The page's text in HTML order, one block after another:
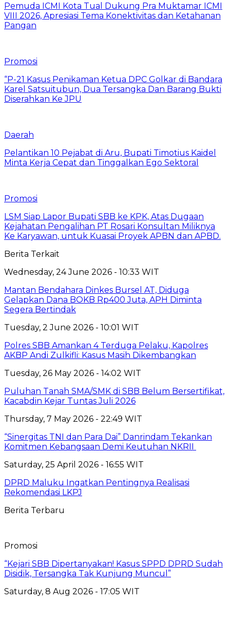
Pemuda ICMI Kota Tual Dukung Pra Muktamar ICMI
VIII 2026, Apresiasi Tema Konektivitas dan Ketahanan
Pangan
Promosi
“P-21 Kasus Penikaman Ketua DPC Golkar di Bandara
Karel Satsuitubun, Dua Tersangka Dan Barang Bukti
Diserahkan Ke JPU
Daerah
Pelantikan 10 Pejabat di Aru, Bupati Timotius Kaidel
Minta Kerja Cepat dan Tinggalkan Ego Sektoral
Promosi
LSM Siap Lapor Bupati SBB ke KPK, Atas Dugaan
Kejahatan Pengalihan PT Rosari Konsultan Miliknya
Ke Karyawan, untuk Kuasai Proyek APBN dan APBD.
Berita Terkait
Wednesday, 24 June 2026 - 10:33 WIT
Mantan Bendahara Dinkes Bursel AT, Diduga
Gelapkan Dana BOKB Rp400 Juta, APH Diminta
Segera Bertindak
Tuesday, 2 June 2026 - 10:01 WIT
Polres SBB Amankan 4 Terduga Pelaku, Kapolres
AKBP Andi Zulkifli: Kasus Masih Dikembangkan
Tuesday, 26 May 2026 - 14:02 WIT
Puluhan Tanah SMA/SMK di SBB Belum Bersertifikat,
Kacabdin Kejar Tuntas Juli 2026
Thursday, 7 May 2026 - 22:49 WIT
“Sinergitas TNI dan Para Dai” Danrindam Tekankan
Komitmen Kebangsaan Demi Keutuhan NKRII ‎
Saturday, 25 April 2026 - 16:55 WIT
DPRD Maluku Ingatkan Pentingnya Realisasi
Rekomendasi LKPJ
Berita Terbaru
Promosi
“Kejari SBB Dipertanyakan! Kasus SPPD DPRD Sudah
Disidik, Tersangka Tak Kunjung Muncul”
Saturday, 8 Aug 2026 - 17:05 WIT